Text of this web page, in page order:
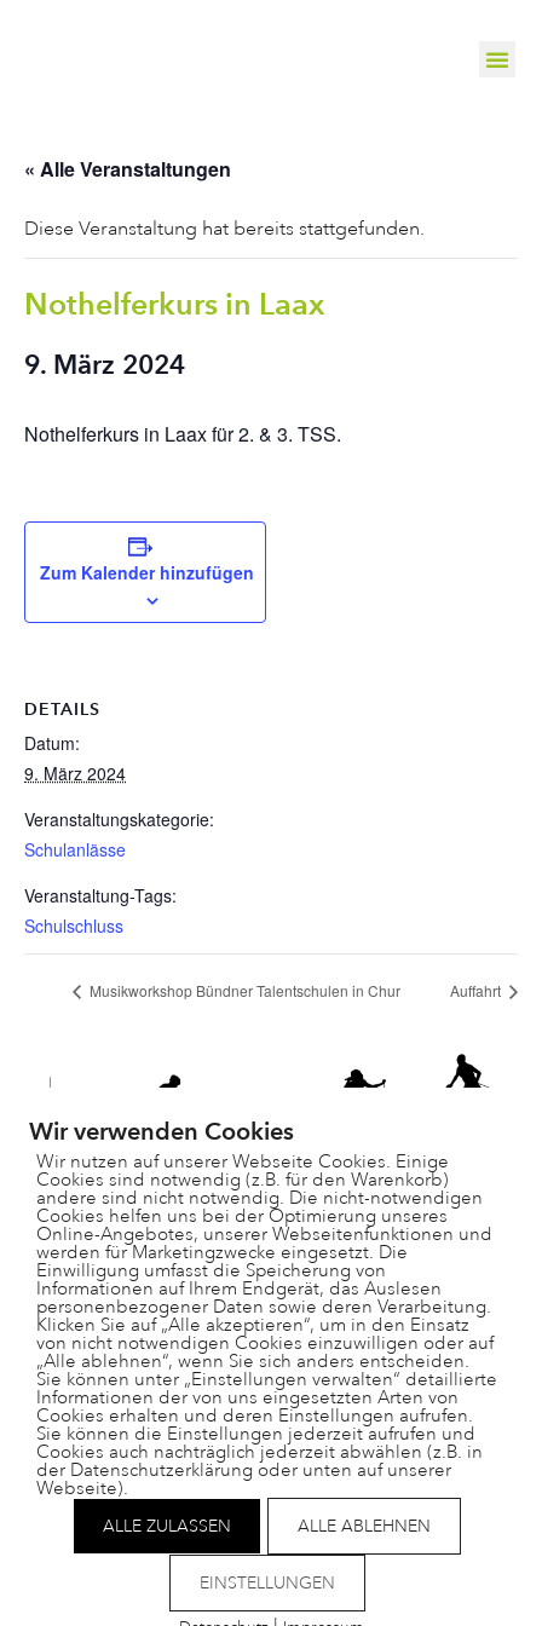
« Alle Veranstaltungen
Diese Veranstaltung hat bereits stattgefunden.
Nothelferkurs in Laax
9. März 2024
Nothelferkurs in Laax für 2. & 3. TSS.
Zum Kalender hinzufügen
DETAILS
Datum:
9. März 2024
Veranstaltungskategorie:
Schulanlässe
Veranstaltung-Tags:
Schulschluss
Musikworkshop Bündner Talentschulen in Chur Auffahrt
Paradisgärtli 9, 7130 Ilanz
081 925 28 29
schulleitung@ts-surselva.ch
Impressum
Datenschutz
Helpdesk
Wir verwenden Cookies
Wir nutzen auf unserer Webseite Cookies. Einige
Cookies sind notwendig (z.B. für den Warenkorb)
andere sind nicht notwendig. Die nicht-notwendigen
Cookies helfen uns bei der Optimierung unseres
Online-Angebotes, unserer Webseitenfunktionen und
werden für Marketingzwecke eingesetzt. Die
Einwilligung umfasst die Speicherung von
Informationen auf Ihrem Endgerät, das Auslesen
personenbezogener Daten sowie deren Verarbeitung.
Klicken Sie auf „Alle akzeptieren“, um in den Einsatz
von nicht notwendigen Cookies einzuwilligen oder auf
„Alle ablehnen“, wenn Sie sich anders entscheiden.
Sie können unter „Einstellungen verwalten“ detaillierte
Informationen der von uns eingesetzten Arten von
Cookies erhalten und deren Einstellungen aufrufen.
Sie können die Einstellungen jederzeit aufrufen und
Cookies auch nachträglich jederzeit abwählen (z.B. in
der Datenschutzerklärung oder unten auf unserer
Webseite).
ALLE ZULASSEN ALLE ABLEHNEN
EINSTELLUNGEN